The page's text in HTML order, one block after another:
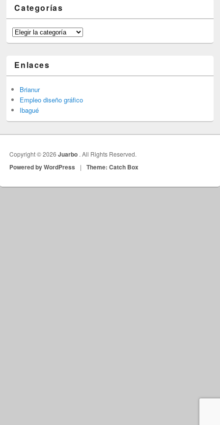
Categorías
Categorías
Enlaces
Brianur
Empleo diseño gráfico
Ibagué
Copyright © 2026Juarbo . All Rights Reserved.
Powered by WordPress | Theme: Catch Box